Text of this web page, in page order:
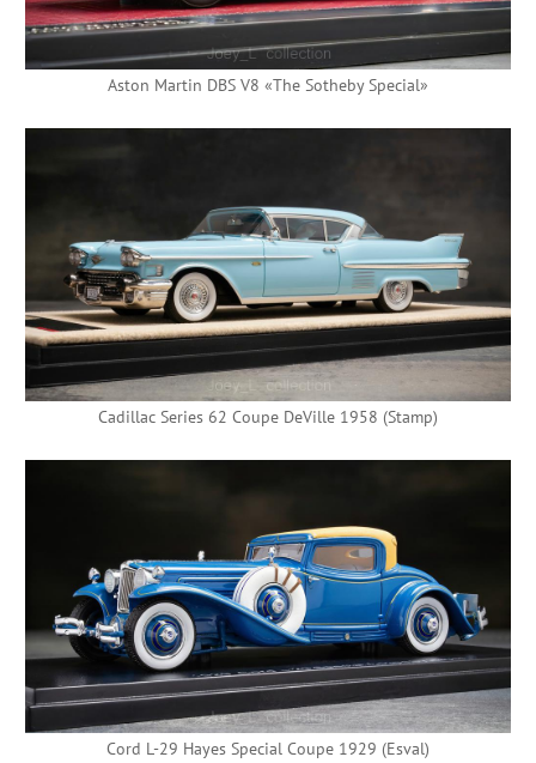
Aston Martin DBS V8 «The Sotheby Special»
Cadillac Series 62 Coupe DeVille 1958 (Stamp)
Cord L-29 Hayes Special Coupe 1929 (Esval)